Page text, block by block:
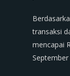
transaksi
mencapai
September